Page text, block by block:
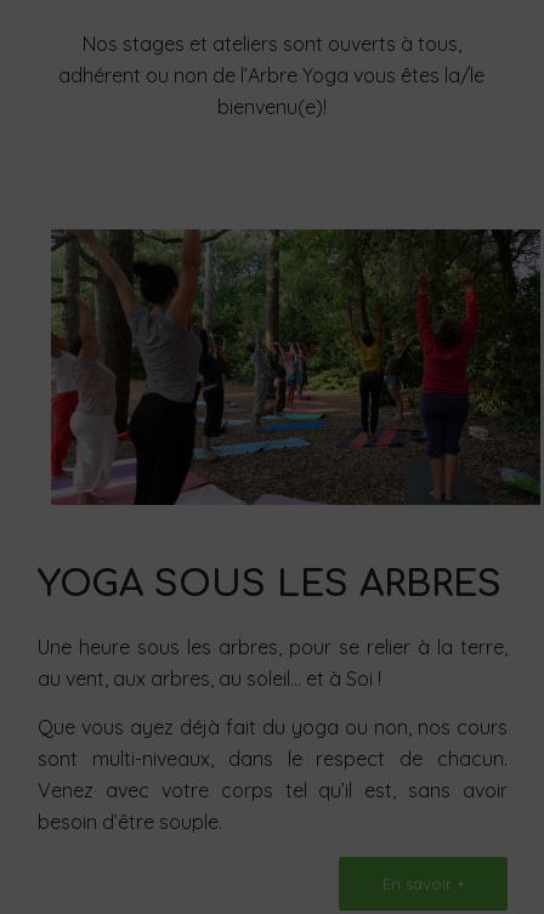
Nos stages et ateliers sont ouverts à tous,
adhérent ou non de l’Arbre Yoga vous êtes la/le
bienvenu(e)!
YOGA SOUS LES ARBRES
Une heure sous les arbres, pour se relier à la terre,
au vent, aux arbres, au soleil… et à Soi !
Que vous ayez déjà fait du yoga ou non, nos cours
sont multi-niveaux, dans le respect de chacun.
Venez avec votre corps tel qu’il est, sans avoir
besoin d’être souple.
En savoir +